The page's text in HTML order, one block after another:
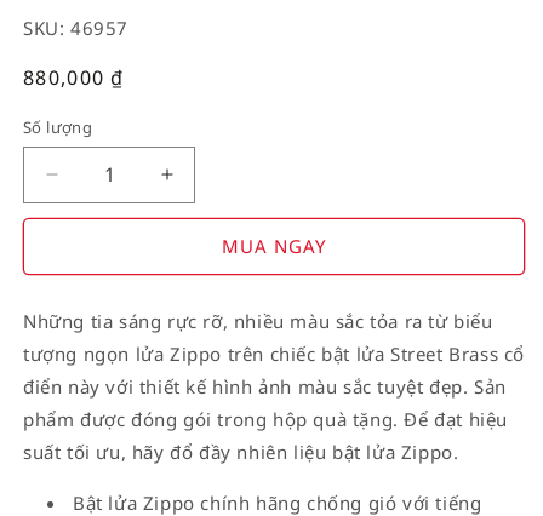
SKU: 46957
Giá
880,000₫
Số lượng
Decrease
quantity
American
on
Flag
Increase
quantity
American
on
Flag
MUA NGAY
Những tia sáng rực rỡ, nhiều màu sắc tỏa ra từ biểu
tượng ngọn lửa Zippo trên chiếc bật lửa Street Brass cổ
điển này với thiết kế hình ảnh màu sắc tuyệt đẹp. Sản
phẩm được đóng gói trong hộp quà tặng. Để đạt hiệu
suất tối ưu, hãy đổ đầy nhiên liệu bật lửa Zippo.
Bật lửa Zippo chính hãng chống gió với tiếng